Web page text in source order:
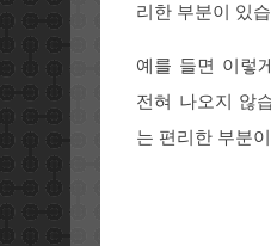
리한 부분이 있
예를 들면 이렇
전혀 나오지 않
는 편리한 부분